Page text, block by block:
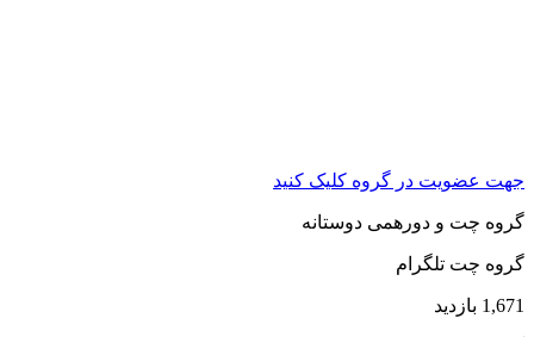
جهت عضویت در گروه کلیک کنید
گروه چت و دورهمی دوستانه
گروه چت تلگرام
1,671 بازدید